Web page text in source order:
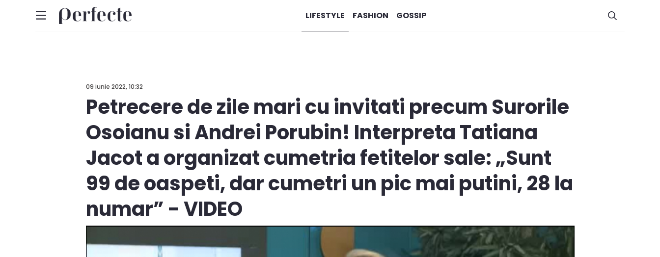
LIFESTYLE FASHION GOSSIP
09 iunie 2022, 10:32
Petrecere de zile mari cu invitati precum Surorile
Osoianu si Andrei Porubin! Interpreta Tatiana
Jacot a organizat cumetria fetitelor sale: „Sunt
99 de oaspeti, dar cumetri un pic mai putini, 28 la
numar” - VIDEO